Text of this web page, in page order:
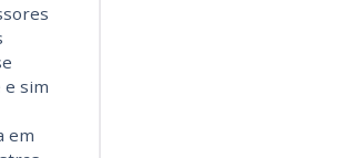
e sim
em